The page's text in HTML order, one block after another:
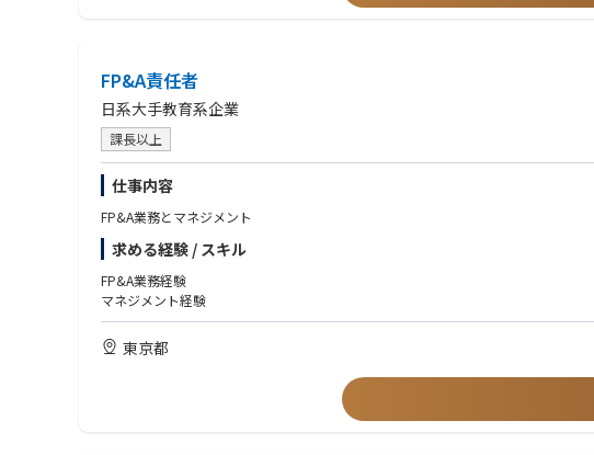
• オペレーション・損害サービス部門との連携（商品実装・業務準備）
• リージョナルChief Insurance Officer・グローバルアンダーライティングチームと
• 営業・販売部門との連携（商品ポジショニング・市場フィードバック）
【レポートライン】
• Dotted Line：CEO, Japan
※ ライセンス申請フェーズにおいては、業務委託アクチュアリーおよび外部コン
するリーダーへの成長を期待しています。
FP&A責任者
日系大手教育系企業
課長以上
仕事内容
FP&A業務とマネジメント
求める経験 / スキル
FP&A業務経験
マネジメント経験
東京都